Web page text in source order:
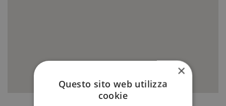
×
Questo sito web utilizza
cookie